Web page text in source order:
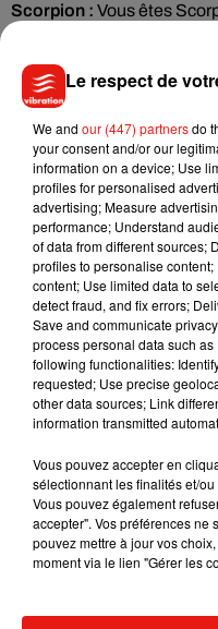
Scorpion : Vous êtes
vous ne devez pas miser
mais sur le maquillage.
sanguinolantes ou clown
Sagittaire :Le costume
entourage ! Pour les
Prince Charmant ! Pour
Mary Poppins !
Capricorne :N'ayez pas
va le mieux ! Portez un
Professeur dans la Casa
Verseau :Vous êtes un
Faites-vous un
rouleaux de papier
Poisson :Vous êtes dans
Alice au Pays des
Le respect de
We and our (447) partnersdo
your consent and/or our
information on a device; Use
profiles for personalised
advertising; Measure
performance; Understand
of data from different sources;
profiles to personalise
content; Use limited data to
detect fraud, and fix errors;
Save and communicate
process personal data such
following functionalities:
requested; Use precise
other data sources; Link
information transmitted
Vous pouvez accepter en
sélectionnant les finalités et/
Vous pouvez également
accepter". Vos préférences ne
pouvez mettre à jour vos
moment via le lien "Gérer les